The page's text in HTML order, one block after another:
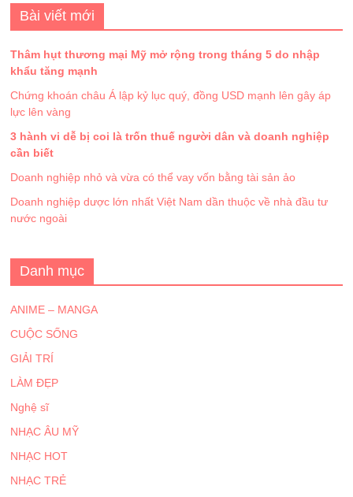
Bài viết mới
Thâm hụt thương mại Mỹ mở rộng trong tháng 5 do nhập
khẩu tăng mạnh
Chứng khoán châu Á lập kỷ lục quý, đồng USD mạnh lên gây áp
lực lên vàng
3 hành vi dễ bị coi là trốn thuế người dân và doanh nghiệp
cần biết
Doanh nghiệp nhỏ và vừa có thể vay vốn bằng tài sản ảo
Doanh nghiệp dược lớn nhất Việt Nam dần thuộc về nhà đầu tư
nước ngoài
Danh mục
ANIME – MANGA
CUỘC SỐNG
GIẢI TRÍ
LÀM ĐẸP
Nghệ sĩ
NHẠC ÂU MỸ
NHẠC HOT
NHẠC TRẺ